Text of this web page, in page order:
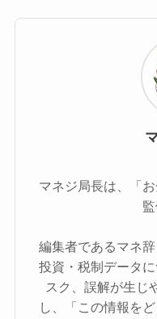
マネジ局長は、「
編集者であるマネ
投資・税制データ
スク、誤解が生じ
し、「この情報を